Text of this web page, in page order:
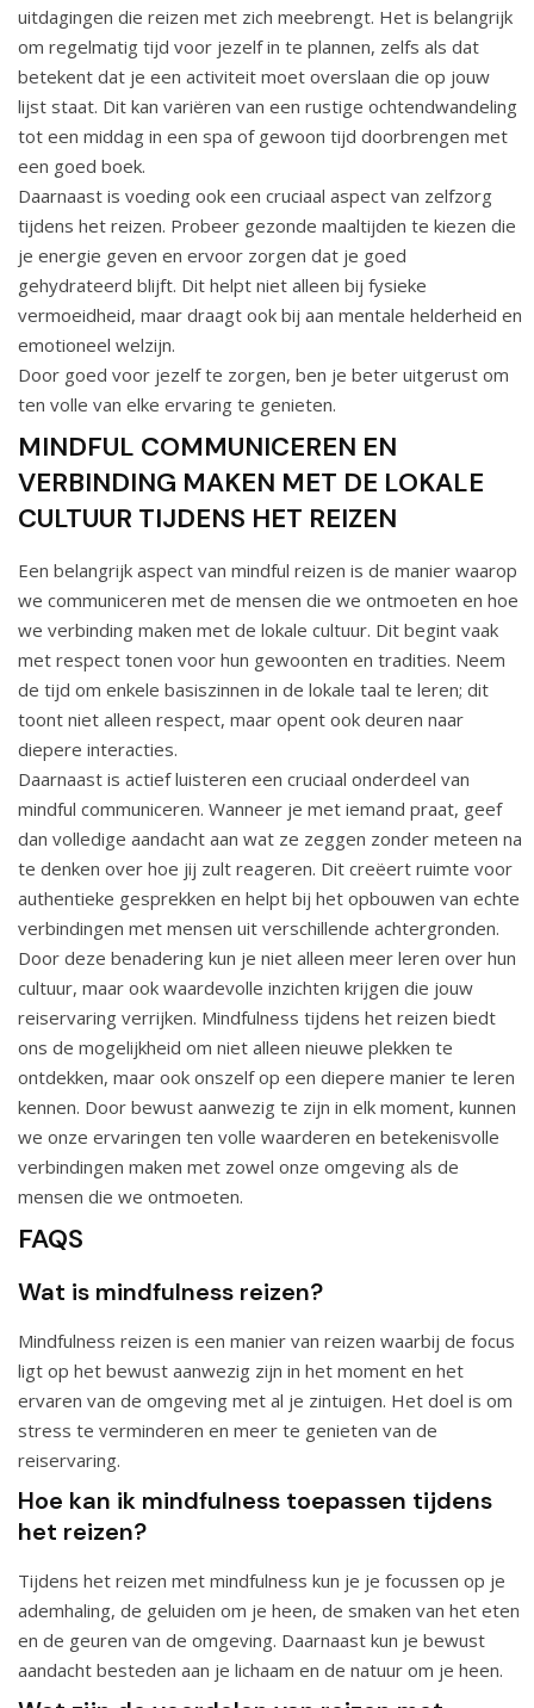
uitdagingen die reizen met zich meebrengt. Het is belangrijk
om regelmatig tijd voor jezelf in te plannen, zelfs als dat
betekent dat je een activiteit moet overslaan die op jouw
lijst staat. Dit kan variëren van een rustige ochtendwandeling
tot een middag in een spa of gewoon tijd doorbrengen met
een goed boek.
Daarnaast is voeding ook een cruciaal aspect van zelfzorg
tijdens het reizen. Probeer gezonde maaltijden te kiezen die
je energie geven en ervoor zorgen dat je goed
gehydrateerd blijft. Dit helpt niet alleen bij fysieke
vermoeidheid, maar draagt ook bij aan mentale helderheid en
emotioneel welzijn.
Door goed voor jezelf te zorgen, ben je beter uitgerust om
ten volle van elke ervaring te genieten.
MINDFUL COMMUNICEREN EN
VERBINDING MAKEN MET DE LOKALE
CULTUUR TIJDENS HET REIZEN
Een belangrijk aspect van mindful reizen is de manier waarop
we communiceren met de mensen die we ontmoeten en hoe
we verbinding maken met de lokale cultuur. Dit begint vaak
met respect tonen voor hun gewoonten en tradities. Neem
de tijd om enkele basiszinnen in de lokale taal te leren; dit
toont niet alleen respect, maar opent ook deuren naar
diepere interacties.
Daarnaast is actief luisteren een cruciaal onderdeel van
mindful communiceren. Wanneer je met iemand praat, geef
dan volledige aandacht aan wat ze zeggen zonder meteen na
te denken over hoe jij zult reageren. Dit creëert ruimte voor
authentieke gesprekken en helpt bij het opbouwen van echte
verbindingen met mensen uit verschillende achtergronden.
Door deze benadering kun je niet alleen meer leren over hun
cultuur, maar ook waardevolle inzichten krijgen die jouw
reiservaring verrijken. Mindfulness tijdens het reizen biedt
ons de mogelijkheid om niet alleen nieuwe plekken te
ontdekken, maar ook onszelf op een diepere manier te leren
kennen. Door bewust aanwezig te zijn in elk moment, kunnen
we onze ervaringen ten volle waarderen en betekenisvolle
verbindingen maken met zowel onze omgeving als de
mensen die we ontmoeten.
FAQS
Wat is mindfulness reizen?
Mindfulness reizen is een manier van reizen waarbij de focus
ligt op het bewust aanwezig zijn in het moment en het
ervaren van de omgeving met al je zintuigen. Het doel is om
stress te verminderen en meer te genieten van de
reiservaring.
Hoe kan ik mindfulness toepassen tijdens
het reizen?
Tijdens het reizen met mindfulness kun je je focussen op je
ademhaling, de geluiden om je heen, de smaken van het eten
en de geuren van de omgeving. Daarnaast kun je bewust
aandacht besteden aan je lichaam en de natuur om je heen.